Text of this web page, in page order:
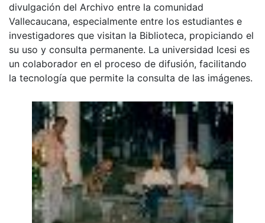
divulgación del Archivo entre la comunidad
Vallecaucana, especialmente entre los estudiantes e
investigadores que visitan la Biblioteca, propiciando el
su uso y consulta permanente. La universidad Icesi es
un colaborador en el proceso de difusión, facilitando
la tecnología que permite la consulta de las imágenes.